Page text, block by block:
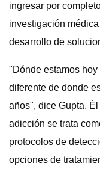
ingresar por
investigación
desarrollo de
"Dónde estamos
diferente de donde
años", dice Gupta.
adicción se trata
protocolos de
opciones de